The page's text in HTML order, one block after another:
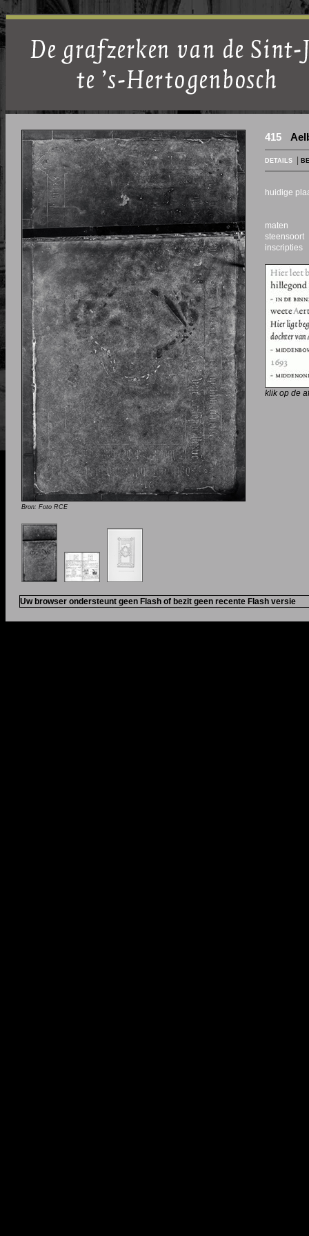
Bron: Foto RCE
415
DETAILS
huidige
maten
steensoort
inscripties
klik op de
Uw browser ondersteunt geen Flash of bezit geen recente Flash versie